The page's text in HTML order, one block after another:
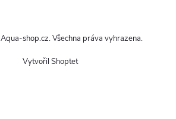
Vytvořil Shoptet
Aqua-shop.cz. Všechna práva vyhrazena.